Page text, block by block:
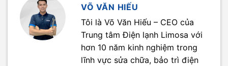
VÕ VĂN HIẾU
Tôi là Võ Văn Hiếu – CEO của
Trung tâm Điện lạnh Limosa với
hơn 10 năm kinh nghiệm trong
lĩnh vực sửa chữa, bảo trì điện